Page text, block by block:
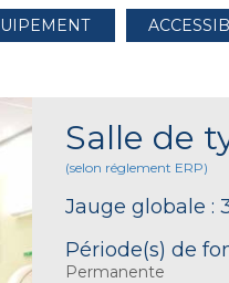
Salle de
(selon réglement ERP)
Jauge globale :
Période(s) de
Permanente